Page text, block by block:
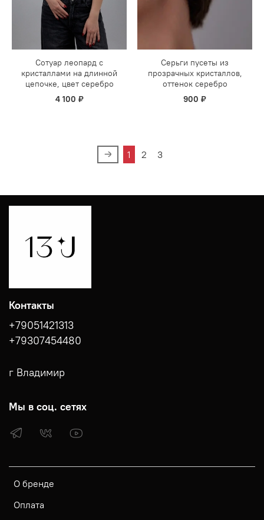
Сотуар леопард с
кристаллами на длинной
цепочке, цвет серебро
4 100 ₽
Серьги пусеты из
прозрачных кристаллов,
оттенок серебро
900 ₽
1 2 3
О бренде
Оплата
Контакты
+79051421313
+79307454480
г Владимир
Мы в соц. сетях